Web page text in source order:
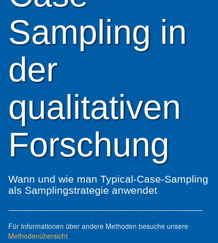
Sampling in
der
qualitativen
Forschung
Wann und wie man Typical-Case-Sampling
als Samplingstrategie anwendet
Für Informationen über andere Methoden besuche unsere
Methodenübersicht